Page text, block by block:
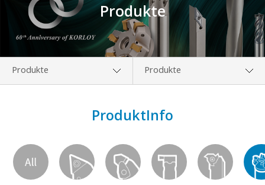
Produkte
Produkte
Herunterladen
PR Zentrum
Produkte
Neuigkeiten über neue
Produkte
Video Clip
ProduktInfo